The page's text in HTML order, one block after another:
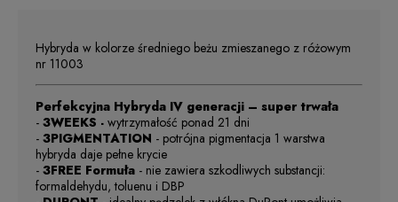
Hybryda w kolorze średniego beżu zmieszanego z różowym
nr 11003
Perfekcyjna Hybryda IV generacji – super trwała
- 3WEEKS - wytrzymałość ponad 21 dni
- 3PIGMENTATION - potrójna pigmentacja 1 warstwa
hybryda daje pełne krycie
- 3FREE Formuła - nie zawiera szkodliwych substancji:
formaldehydu, toluenu i DBP